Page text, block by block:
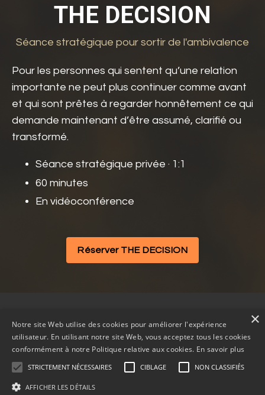
THE DECISION
Séance stratégique pour sortir de l'ambivalence
Pour les personnes qui sentent qu’une relation
importante ne peut plus continuer comme avant
et qui sont prêtes à regarder honnêtement ce qui
demande maintenant d’être assumé, clarifié ou
transformé.
Séance stratégique privée · 1:1
60 minutes
En vidéoconférence
Réserver THE DECISION
Cookies et Politique de confidentialité
×
Notre site Web utilise des cookies pour améliorer l'expérience
utilisateur. En utilisant notre site Web, vous acceptez tous les cookies
conformément à notre Politique relative aux cookies. En savoir plus
STRICTEMENT NÉCESSAIRES CIBLAGE NON CLASSIFIÉS
AFFICHER LES DÉTAILS